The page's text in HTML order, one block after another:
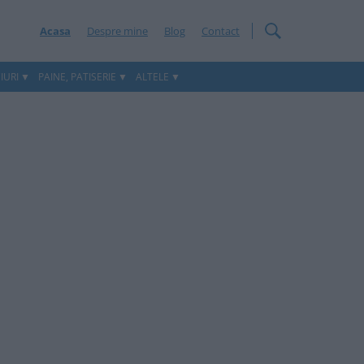
Acasa Despre mine Blog Contact
PAINE, PATISERIE ALTELE